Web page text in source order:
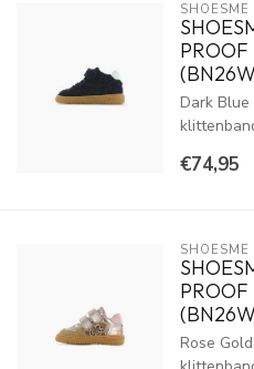
SHOESME
Dark
€74,95
SHOESME
PROOF
Rose